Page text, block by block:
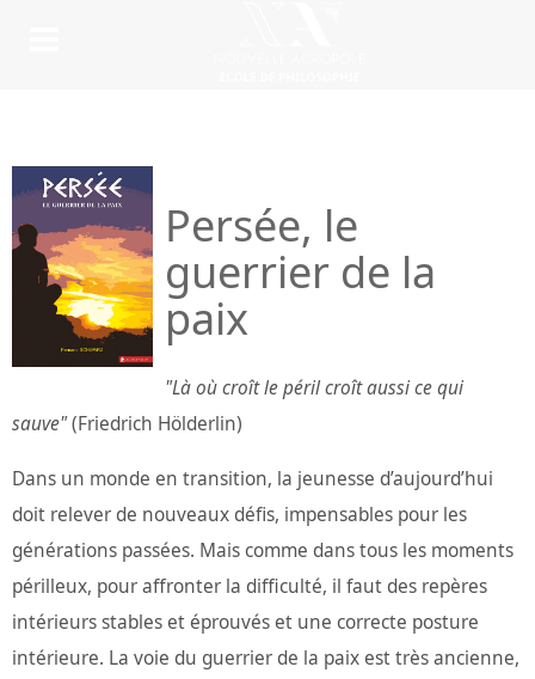
Persée, le
guerrier de la
paix
"Là où croît le péril croît aussi ce qui
sauve"(Friedrich Hölderlin)
Dans un monde en transition, la jeunesse d’aujourd’hui
doit relever de nouveaux défis, impensables pour les
générations passées. Mais comme dans tous les moments
périlleux, pour affronter la difficulté, il faut des repères
intérieurs stables et éprouvés et une correcte posture
intérieure. La voie du guerrier de la paix est très ancienne,